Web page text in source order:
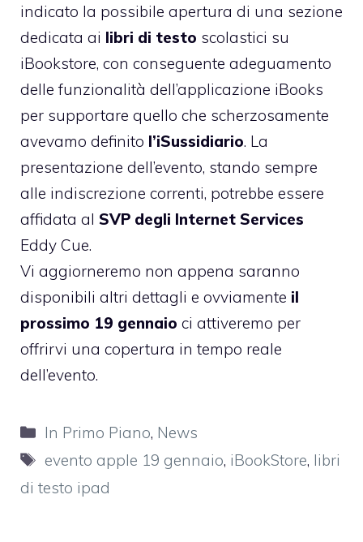
indicato la possibile apertura di una sezione
dedicata ai libri di testo scolastici su
iBookstore, con conseguente adeguamento
delle funzionalità dell’applicazione iBooks
per supportare quello che scherzosamente
avevamo definito l’iSussidiario. La
presentazione dell’evento, stando sempre
alle indiscrezione correnti, potrebbe essere
affidata al SVP degli Internet Services
Eddy Cue.
Vi aggiorneremo non appena saranno
disponibili altri dettagli e ovviamente il
prossimo 19 gennaio ci attiveremo per
offrirvi una copertura in tempo reale
dell’evento.
Categorie
In Primo Piano, News
Tag
evento apple 19 gennaio, iBookStore, libri
di testo ipad